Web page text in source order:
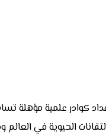
كوادر علمية مؤهلة
الحيوية في